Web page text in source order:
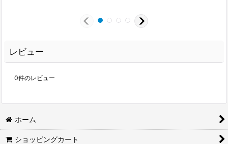
レビュー
0件のレビュー
ホーム
ショッピングカート